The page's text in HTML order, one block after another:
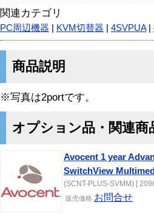
関連カテゴリ
PC周辺機器 KVM切替器 4SVPUA|
商品説明
※写真は2portです。
オプション品・関連商
Avocent 1 year
SwitchView
(SCNT-PLUS-SVMM) [
販売価格 お問合せ